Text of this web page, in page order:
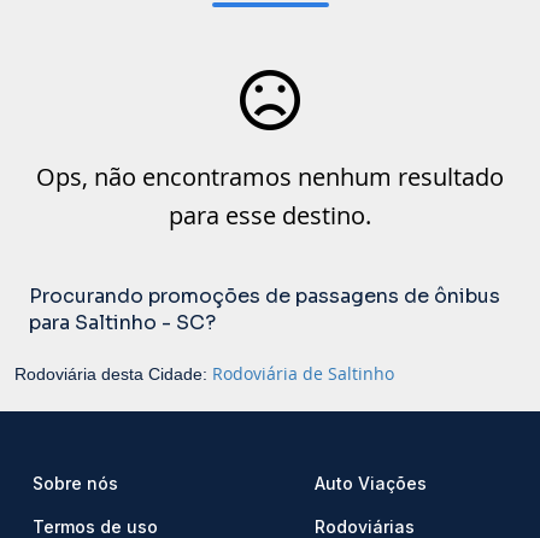
Ops, não encontramos nenhum resultado
para esse destino.
Procurando promoções de passagens de ônibus
para Saltinho - SC?
Rodoviária desta Cidade: Rodoviária de Saltinho
Sobre nós
Termos de uso
Auto Viações
Rodoviárias